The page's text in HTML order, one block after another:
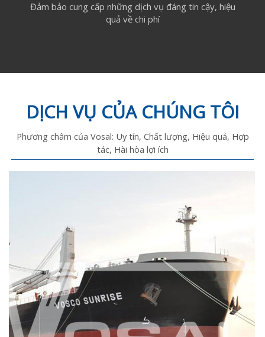
Đảm bảo cung cấp những dịch vụ đáng tin cậy, hiệu
quả về chi phí
DỊCH VỤ CỦA CHÚNG TÔI
Phương châm của Vosal: Uy tín, Chất lượng, Hiệu quả, Hợp
tác, Hài hòa lợi ích